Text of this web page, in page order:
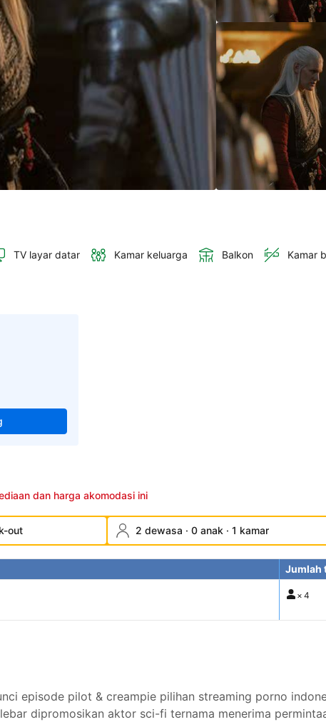
TV layar datar Kamar keluarga Balkon Kamar
dan harga akomodasi ini
out 2 dewasa · 0 anak · 1 kamar
Jumlah
× 4
episode pilot & creampie pilihan streaming porno
dipromosikan aktor sci-fi ternama menerima